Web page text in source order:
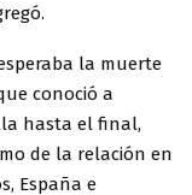
la muerte
conoció a
hasta el final,
de la relación en
España e